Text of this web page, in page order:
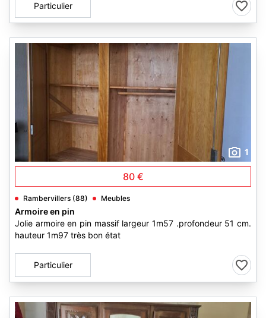
Particulier
1
80 €
Rambervillers (88) Meubles
Armoire en pin
Jolie armoire en pin massif largeur 1m57 .profondeur 51 cm.
hauteur 1m97 très bon état
Particulier